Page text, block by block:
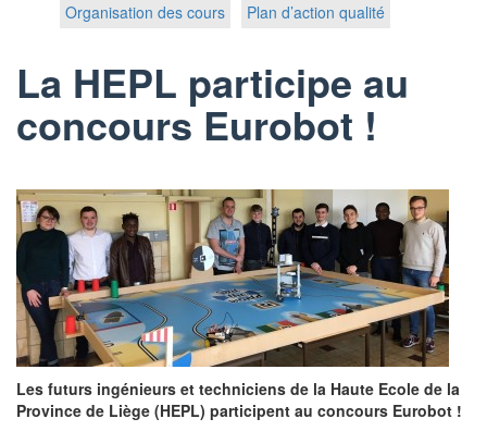
Organisation des cours
Plan d’action qualité
La HEPL participe au
concours Eurobot !
Les futurs ingénieurs et techniciens de la Haute Ecole de la
Province de Liège (HEPL) participent au concours Eurobot !